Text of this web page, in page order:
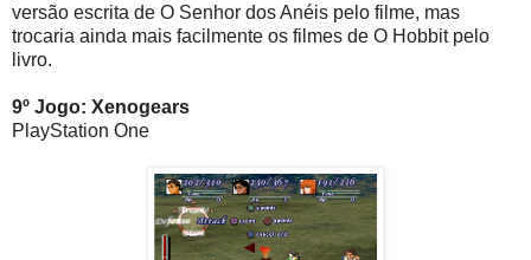
versão escrita de O Senhor dos Anéis pelo filme, mas
trocaria ainda mais facilmente os filmes de O Hobbit pelo
livro.
9º Jogo: Xenogears
PlayStation One